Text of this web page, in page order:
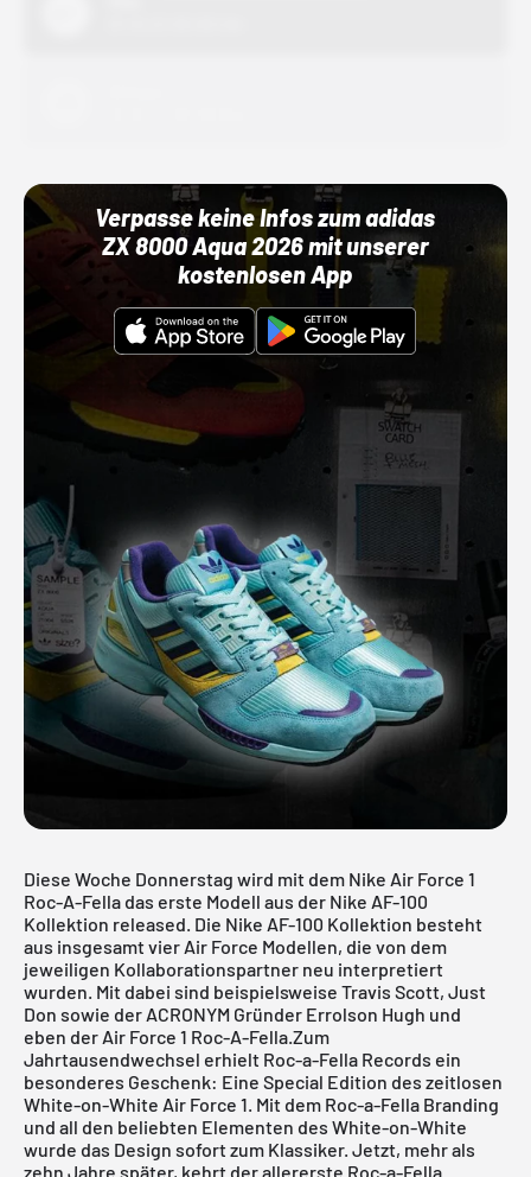
Verpasse keine Infos zum adidas
ZX 8000 Aqua 2026 mit unserer
kostenlosen App
Diese Woche Donnerstag wird mit dem Nike Air Force 1
Roc-A-Fella das erste Modell aus der Nike AF-100
Kollektion released. Die Nike AF-100 Kollektion besteht
aus insgesamt vier Air Force Modellen, die von dem
jeweiligen Kollaborationspartner neu interpretiert
wurden. Mit dabei sind beispielsweise Travis Scott, Just
Don sowie der ACRONYM Gründer Errolson Hugh und
eben der Air Force 1 Roc-A-Fella.Zum
Jahrtausendwechsel erhielt Roc-a-Fella Records ein
besonderes Geschenk: Eine Special Edition des zeitlosen
White-on-White Air Force 1. Mit dem Roc-a-Fella Branding
und all den beliebten Elementen des White-on-White
wurde das Design sofort zum Klassiker. Jetzt, mehr als
zehn Jahre später, kehrt der allererste Roc-a-Fella